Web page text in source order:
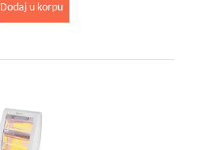
Dodaj u korpu